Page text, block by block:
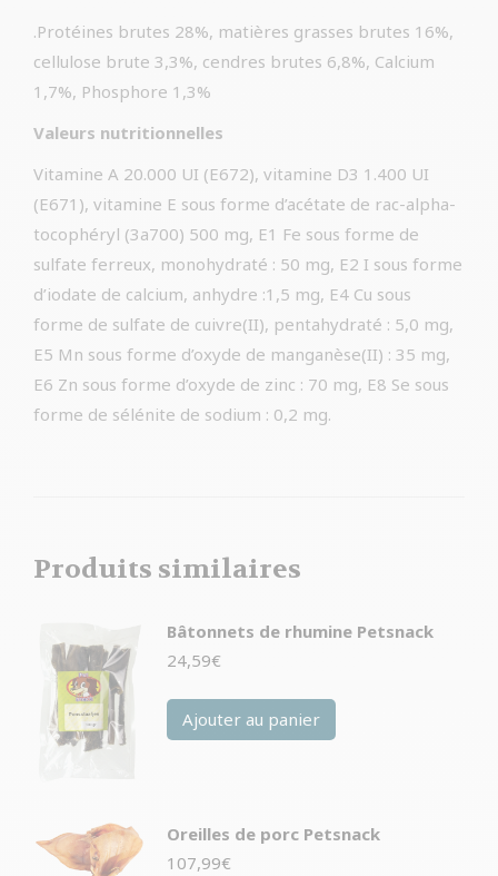
.Protéines brutes 28%, matières grasses brutes 16%,
cellulose brute 3,3%, cendres brutes 6,8%, Calcium
1,7%, Phosphore 1,3%
Valeurs nutritionnelles
Vitamine A 20.000 UI (E672), vitamine D3 1.400 UI
(E671), vitamine E sous forme d’acétate de rac-alpha-
tocophéryl (3a700) 500 mg, E1 Fe sous forme de
sulfate ferreux, monohydraté : 50 mg, E2 I sous forme
d’iodate de calcium, anhydre :1,5 mg, E4 Cu sous
forme de sulfate de cuivre(II), pentahydraté : 5,0 mg,
E5 Mn sous forme d’oxyde de manganèse(II) : 35 mg,
E6 Zn sous forme d’oxyde de zinc : 70 mg, E8 Se sous
forme de sélénite de sodium : 0,2 mg.
Produits similaires
Bâtonnets de rhumine Petsnack
24,59€
Ajouter au panier
Oreilles de porc Petsnack
107,99€